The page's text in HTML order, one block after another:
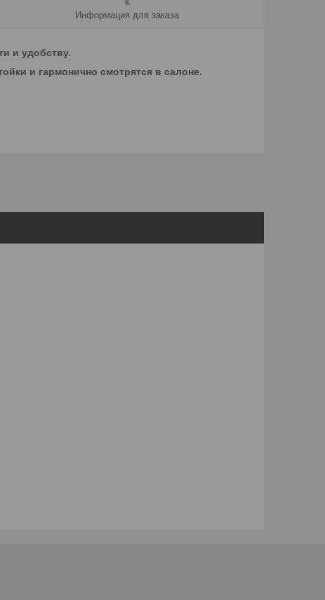
Информация для заказа
и удобству.
и гармонично смотрятся в салоне.